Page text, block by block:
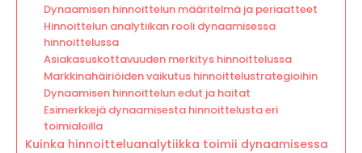
Dynaamisen hinnoittelun määritelmä ja periaatteet
Hinnoittelun analytiikan rooli dynaamisessa
hinnoittelussa
Asiakasuskottavuuden merkitys hinnoittelussa
Markkinahäiriöiden vaikutus hinnoittelustrategioihin
Dynaamisen hinnoittelun edut ja haitat
Esimerkkejä dynaamisesta hinnoittelusta eri
toimialoilla
Kuinka hinnoitteluanalytiikka toimii dynaamisessa